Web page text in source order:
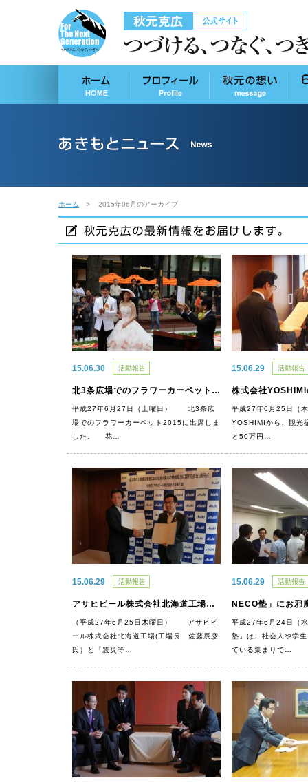
ホーム 2015年06月のアーカイブ
15.06.30 活動報告
北3条広場でのフラワーカーペット2015に出席しました
平成27年6月27日（土曜日） 北3条広
場でのフラワーカーペット2015に出席しま
した。 花…
15.06.29 活動報告
平成27年6月25日
YOSHIMIから、観光
と50万円…
15.06.29 活動報告
アサヒビール株式会社北海道工場と「震災時の協力に関する協定」を締結しました
（平成27年6月25日木曜日） アサヒビ
ール株式会社北海道工場(工場長 佐藤辰彦
氏）と「震災等…
15.06.29 活動報告
NECO塾」にお邪
平成27年6月24日
塾」は、社会人や学
ている集まりで…